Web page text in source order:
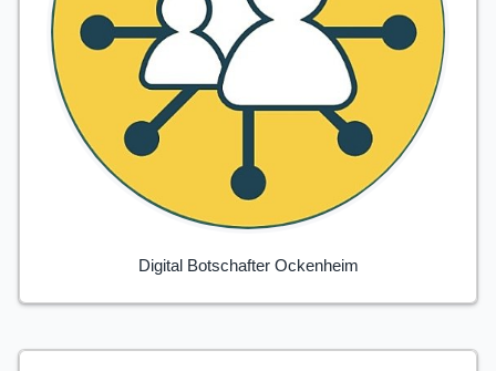
Digital Botschafter Ockenheim